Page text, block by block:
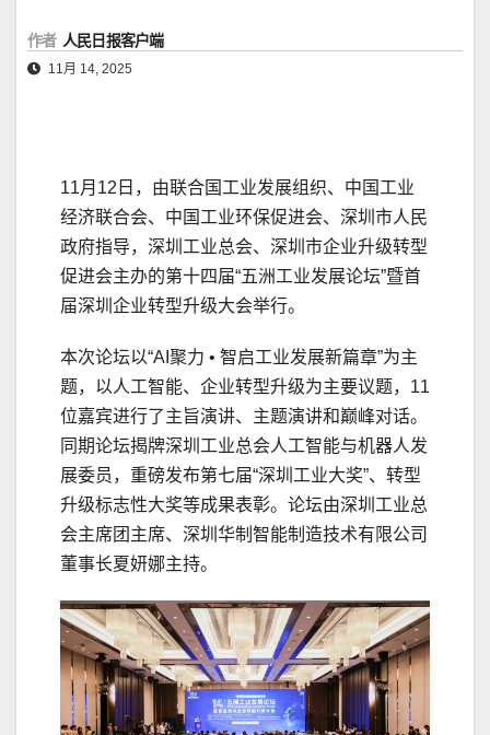
作者 人民日报客户端
11月 14, 2025
11月12日，由联合国工业发展组织、中国工业
经济联合会、中国工业环保促进会、深圳市人民
政府指导，深圳工业总会、深圳市企业升级转型
促进会主办的第十四届“五洲工业发展论坛”暨首
届深圳企业转型升级大会举行。
本次论坛以“AI聚力 • 智启工业发展新篇章”为主
题，以人工智能、企业转型升级为主要议题，11
位嘉宾进行了主旨演讲、主题演讲和巅峰对话。
同期论坛揭牌深圳工业总会人工智能与机器人发
展委员，重磅发布第七届“深圳工业大奖”、转型
升级标志性大奖等成果表彰。论坛由深圳工业总
会主席团主席、深圳华制智能制造技术有限公司
董事长夏妍娜主持。